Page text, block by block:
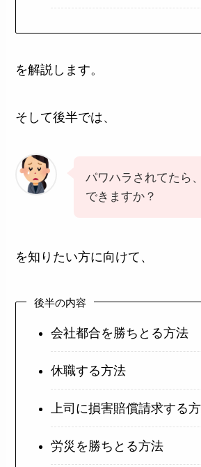
を解説します。
そして後半では、
パワハラされてたら
できますか？
を知りたい方に向けて、
後半の内容
会社都合を勝ちとる方法
休職する方法
上司に損害賠償請求する
労災を勝ちとる方法